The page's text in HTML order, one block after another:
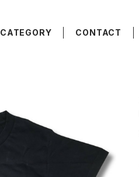
CATEGORY CONTACT